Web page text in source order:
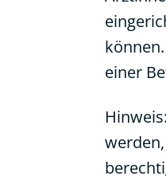
einer